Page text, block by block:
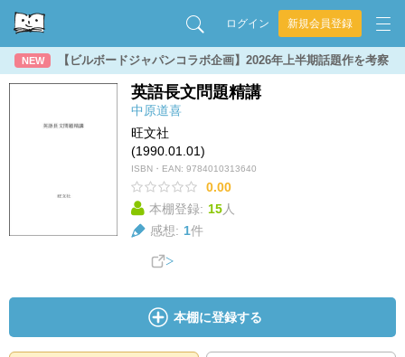
ログイン 新規会員登録
NEW 【ビルボードジャパンコラボ企画】2026年上半期話題作を考察
英語長文問題精講
中原道喜
旺文社
(1990.01.01)
ISBN・EAN: 9784010313640
0.00
本棚登録: 15人
感想: 1件
本棚に登録する